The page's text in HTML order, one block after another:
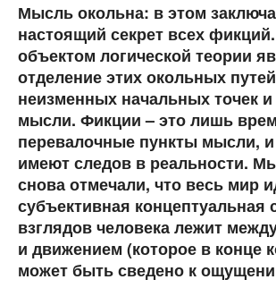
Мысль окольна: в этом
настоящий секрет всех
объектом логической теории
отделение этих окольных
неизменных начальных точек
мысли. Фикции – это лишь
перевалочные пункты мысли,
имеют следов в реальности.
снова отмечали, что весь мир
субъективная концептуальная
взглядов человека лежит
и движением (которое в конце
может быть сведено к